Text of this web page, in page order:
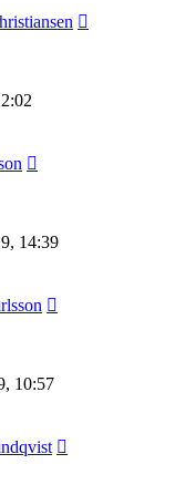
14:39
10:57